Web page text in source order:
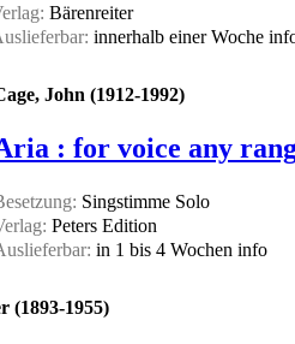
Bärenreiter
innerhalb einer Woche
John (1912-1992)
: for voice any
Singstimme Solo
Peters Edition
in 1 bis 4 Wochen info
(1893-1955)